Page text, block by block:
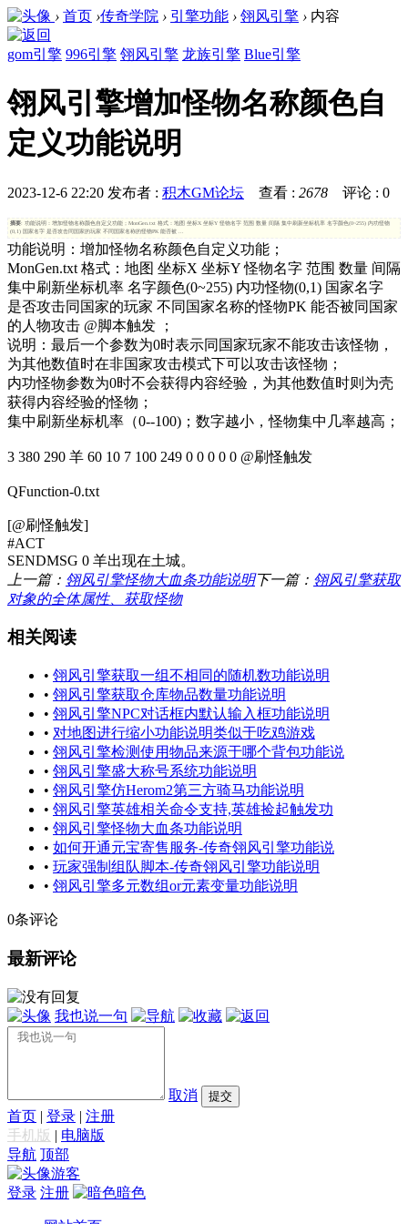
› 首页 ›传奇学院 › 引擎功能 › 翎风引擎 › 内容
gom引擎 996引擎 翎风引擎 龙族引擎 Blue引擎
翎风引擎增加怪物名称颜色自
定义功能说明
2023-12-6 22:20 发布者 : 积木GM论坛 查看 : 2678 评论 : 0
摘要: 功能说明：增加怪物名称颜色自定义功能；MonGen.txt 格式：地图 坐标X 坐标Y 怪物名字 范围 数量 间隔 集中刷新坐标机率 名字颜色(0~255) 内功怪物
(0,1) 国家名字 是否攻击同国家的玩家 不同国家名称的怪物PK 能否被 ...
功能说明：增加怪物名称颜色自定义功能；
MonGen.txt 格式：地图 坐标X 坐标Y 怪物名字 范围 数量 间隔
集中刷新坐标机率 名字颜色(0~255) 内功怪物(0,1) 国家名字
是否攻击同国家的玩家 不同国家名称的怪物PK 能否被同国家
的人物攻击 @脚本触发 ；
说明：最后一个参数为0时表示同国家玩家不能攻击该怪物，
为其他数值时在非国家攻击模式下可以攻击该怪物；
内功怪物参数为0时不会获得内容经验，为其他数值时则为壳
获得内容经验的怪物；
集中刷新坐标机率（0--100)；数字越小，怪物集中几率越高；
3 380 290 羊 60 10 7 100 249 0 0 0 0 0 @刷怪触发
QFunction-0.txt
[@刷怪触发]
#ACT
SENDMSG 0 羊出现在土城。
上一篇： 翎风引擎怪物大血条功能说明下一篇： 翎风引擎获取
对象的全体属性、获取怪物
相关阅读
• 翎风引擎获取一组不相同的随机数功能说明
• 翎风引擎获取仓库物品数量功能说明
• 翎风引擎NPC对话框内默认输入框功能说明
• 对地图进行缩小功能说明类似于吃鸡游戏
• 翎风引擎检测使用物品来源于哪个背包功能说
• 翎风引擎盛大称号系统功能说明
• 翎风引擎仿Herom2第三方骑马功能说明
• 翎风引擎英雄相关命令支持,英雄捡起触发功
• 翎风引擎怪物大血条功能说明
• 如何开通元宝寄售服务-传奇翎风引擎功能说
• 玩家强制组队脚本-传奇翎风引擎功能说明
• 翎风引擎多元数组or元素变量功能说明
0条评论
最新评论
我也说一句
取消 提交
首页 | 登录 | 注册
手机版 | 电脑版
导航 顶部
游客
登录 注册 暗色